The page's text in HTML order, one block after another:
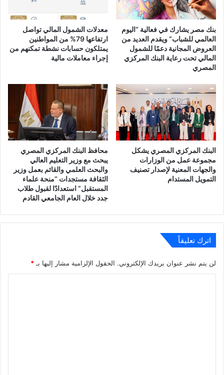
بنك مصر يشارك في فعالية “اليوم
العالمي للشباب” ويقدم العديد من
العروض المجانية دعمًا للشمول
المالي تحت رعاية البنك المركزي
المصري
معدلات الشمول المالي تواصل
ارتفاعها 79% من المواطنين
يمتلكون حسابات نشطة تمكنهم من
إجراء معاملات مالية
البنك المركزي المصري يشكل
مجموعة عمل من الوزارات
والجهات المعنية لإصدار تصنيف
التمويل المستدام
محافظ البنك المركزي المصري
يبحث مع وزير التعليم العالي
والبحث العلمي والقائم بعمل وزير
الثقافة مستجدات “منحة علماء
المستقبل” استعدادًا لقبول طلاب
جدد خلال العام الجامعي القادم
اترك تعليقاً
لن يتم نشر عنوان بريدك الإلكتروني. الحقول الإلزامية مشار إليها بـ*